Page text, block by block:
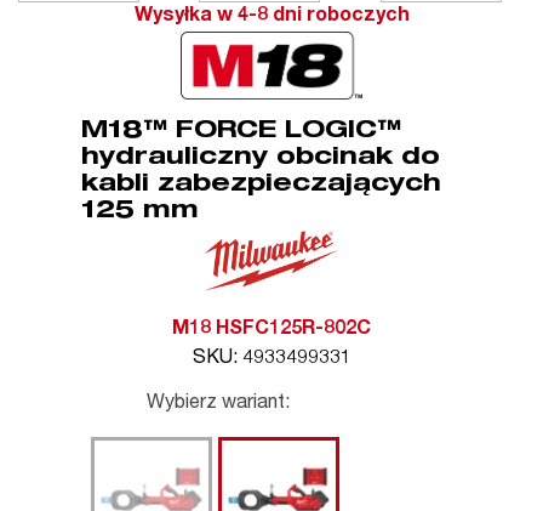
Wysyłka w 4-8 dni roboczych
M18™ FORCE LOGIC™
hydrauliczny obcinak do
kabli zabezpieczających
125 mm
M18 HSFC125R-802C
SKU: 4933499331
Wybierz wariant: